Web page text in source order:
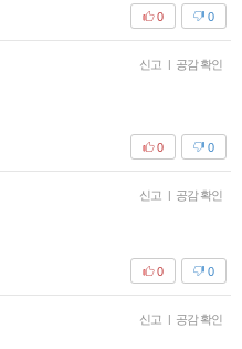
0
0
신고 공감 확인
0
0
신고 공감 확인
0
0
신고 공감 확인